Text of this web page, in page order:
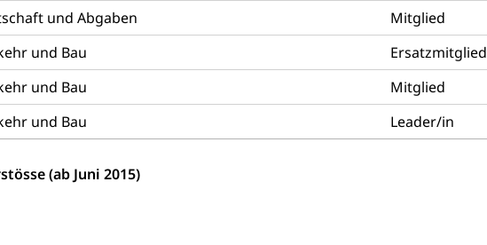
und Abgaben
Mitglied
und Bau
Ersatzmitglied
und Bau
Mitglied
und Bau
Leader/in
(ab Juni 2015)
Grundbuchplan mit Eigentümerabfrage (Geoportal)
Klimaschutz, Klimaveränderung, Treibhauseffekt
Klima (Geoportal)